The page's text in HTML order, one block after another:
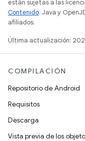
están sujetas a las
Contenido. Java y
afiliados.
Última actualización:
COMPILACIÓN
Repositorio de Android
Requisitos
Descarga
Vista previa de los